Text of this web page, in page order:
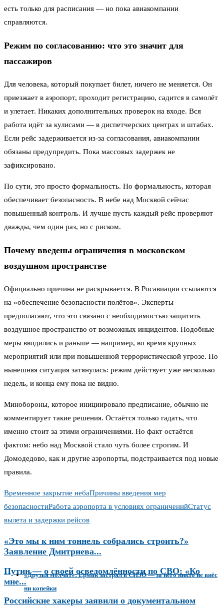
есть только для расписания — но пока авиакомпании
справляются.
Режим по согласованию: что это значит для
пассажиров
Для человека, который покупает билет, ничего не меняется. Он
приезжает в аэропорт, проходит регистрацию, садится в самолёт
и улетает. Никаких дополнительных проверок на входе. Вся
работа идёт за кулисами — в диспетчерских центрах и штабах.
Если рейс задерживается из-за согласования, авиакомпании
обязаны предупредить. Пока массовых задержек не
зафиксировано.
По сути, это просто формальность. Но формальность, которая
обеспечивает безопасность. В небе над Москвой сейчас
повышенный контроль. И лучше пусть каждый рейс проверяют
дважды, чем один раз, но с риском.
Почему введены ограничения в московском
воздушном пространстве
Официально причина не раскрывается. В Росавиации ссылаются
на «обеспечение безопасности полётов». Эксперты
предполагают, что это связано с необходимостью защитить
воздушное пространство от возможных инцидентов. Подобные
меры вводились и раньше — например, во время крупных
мероприятий или при повышенной террористической угрозе. Но
нынешняя ситуация затянулась: режим действует уже несколько
недель, и конца ему пока не видно.
Минобороны, которое инициировало предписание, обычно не
комментирует такие решения. Остаётся только гадать, что
именно стоит за этими ограничениями. Но факт остаётся
фактом: небо над Москвой стало чуть более строгим. И
Домодедово, как и другие аэропорты, подстраивается под новые
правила.
Временное закрытие небаПричины введения мер
безопасностиРабота аэропорта в условиях ограниченийСтатус
вылета и задержки рейсов
«Это мы к ним тоннель собрались строить?»
Заявление Дмитриева...
Путин — о своей осведомлённости по СВО: «Ко
мне...
Российские хакеры заявили о документальном
«Друзья молчат»: Ермак застрял в СИЗО — за него никто не внёс
ни копейки